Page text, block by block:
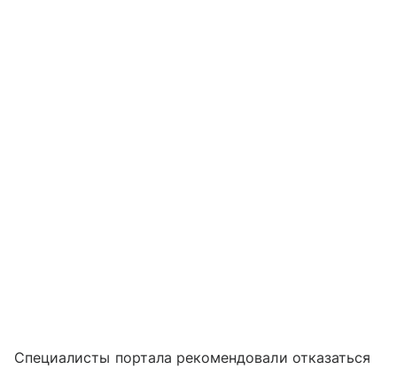
Специалисты портала рекомендовали отказаться